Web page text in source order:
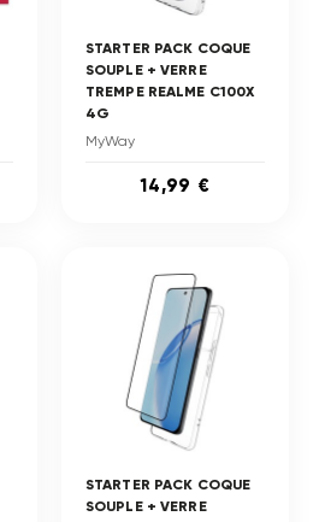
STARTER PACK COQUE
SOUPLE + VERRE
TREMPE REALME C100X
4G
MyWay
14,99 €
STARTER PACK COQUE
SOUPLE + VERRE